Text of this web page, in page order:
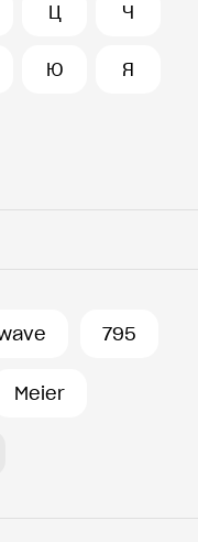
Ц Ч
Ю Я
795
Meier